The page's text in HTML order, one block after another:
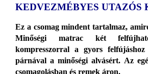
KEDVEZMÉBYES UTAZÓS
Ez a csomag mindent tartalmaz,
Minőségi matrac két
kompresszorral a gyors
párnával a minőségi alvásért. Az
csomagolásban és remek áron.